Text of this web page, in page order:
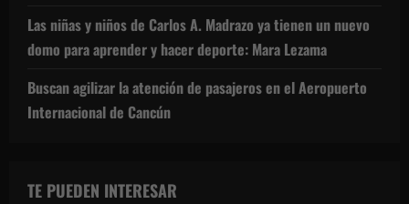
Las niñas y niños de Carlos A. Madrazo ya tienen un nuevo
domo para aprender y hacer deporte: Mara Lezama
Buscan agilizar la atención de pasajeros en el Aeropuerto
Internacional de Cancún
TE PUEDEN INTERESAR